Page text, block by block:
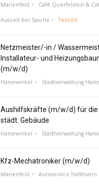
Marienfeld Café Querfeldein &
Auszeit bei Sascha Teilzeit
Netzmeister/-in /
Installateur- und
(m/w/d)
Harsewinkel Stadtverwaltung
Aushilfskräfte (m/w/d) für die
städt. Gebäude
Harsewinkel Stadtverwaltung
Kfz-Mechatroniker (m/w/d)
Marienfeld Autoservice Haßmann